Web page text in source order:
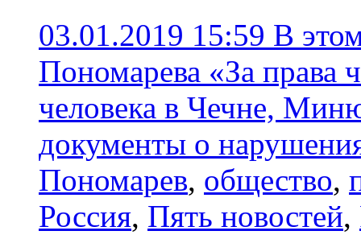
03.01.2019 15:59 В
Пономарева «За права
человека в Чечне,
документы о
Пономарев, общество,
Россия, Пять новостей,